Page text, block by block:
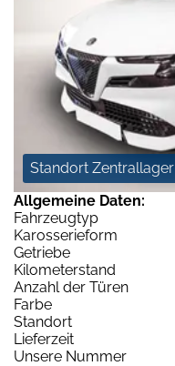
Standort Zentrallager
Allgemeine Daten:
Fahrzeugtyp
Karosserieform
Getriebe
Kilometerstand
Anzahl der Türen
Farbe
Standort
Lieferzeit
Unsere Nummer